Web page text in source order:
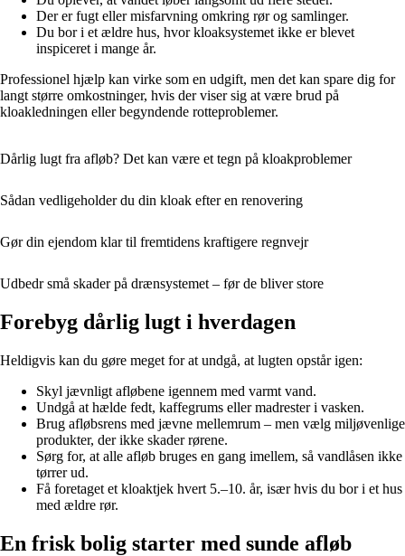
Der er fugt eller misfarvning omkring rør og samlinger.
Du bor i et ældre hus, hvor kloaksystemet ikke er blevet
inspiceret i mange år.
Professionel hjælp kan virke som en udgift, men det kan spare dig for
langt større omkostninger, hvis der viser sig at være brud på
kloakledningen eller begyndende rotteproblemer.
Dårlig lugt fra afløb? Det kan være et tegn på kloakproblemer
Sådan vedligeholder du din kloak efter en renovering
Gør din ejendom klar til fremtidens kraftigere regnvejr
Udbedr små skader på drænsystemet – før de bliver store
Forebyg dårlig lugt i hverdagen
Heldigvis kan du gøre meget for at undgå, at lugten opstår igen:
Skyl jævnligt afløbene igennem med varmt vand.
Undgå at hælde fedt, kaffegrums eller madrester i vasken.
Brug afløbsrens med jævne mellemrum – men vælg miljøvenlige
produkter, der ikke skader rørene.
Sørg for, at alle afløb bruges en gang imellem, så vandlåsen ikke
tørrer ud.
Få foretaget et kloaktjek hvert 5.–10. år, især hvis du bor i et hus
med ældre rør.
En frisk bolig starter med sunde afløb